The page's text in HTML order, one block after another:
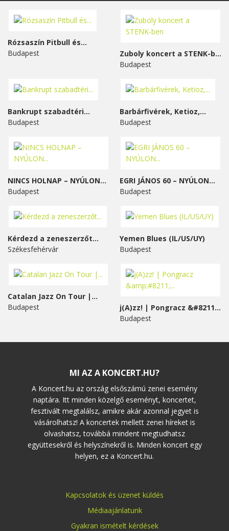
Rózsaszín Pitbull és...
Budapest
Zuboly koncert a STENK-ben
Budapest
Bankrupt szabadtéri...
Budapest
Barbárfivérek, Ketioz,...
Budapest
NINCS HOLNAP – NYÚLON...
Budapest
EGRI JÁNOS 60 – NYÚLON...
Budapest
Kérdezd a zeneszerzőt...
Székesfehérvár
Yemen Blues (IL/US/UY)
Budapest
Catalan Jazz On Tour |...
Budapest
j(A)zz! | Pongracz &#8211;...
Budapest
MI AZ A KONCERT.HU?
A Koncert.hu az ország elsőszámú zenei esemény
naptára. Itt minden közelgő eseményt, koncertet,
fesztivált megtalálsz, amikre akár azonnal jegyet is
vásárolhatsz! A koncertek mellett zenei híreket is
olvashatsz, továbbá mindent megtudhatsz
együttesekről és helyszínekről is. Minden koncert egy
helyen, ez a Koncert.hu.
Kapcsolatok és üzenet küldés
Médiaajánlatunk
Gyakran ismételt kérdések